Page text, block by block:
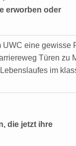
erworben oder
UWC eine gewisse
Türen zu
im
die jetzt ihre